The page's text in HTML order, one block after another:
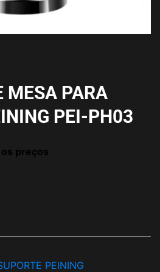
MESA PARA
PEI-PH03
preços
PEINING